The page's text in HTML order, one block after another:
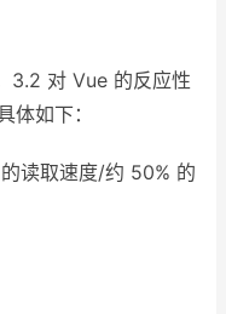
3.2 对 Vue 的反应性
体如下：
读取速度/约 50% 的